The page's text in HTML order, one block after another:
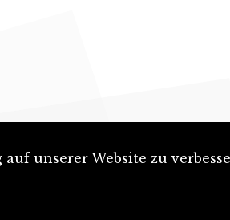
unserer Website zu